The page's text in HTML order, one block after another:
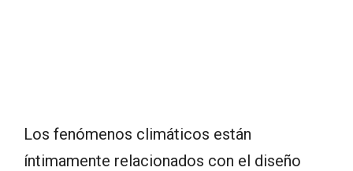
Los fenómenos climáticos están
íntimamente relacionados con el diseño